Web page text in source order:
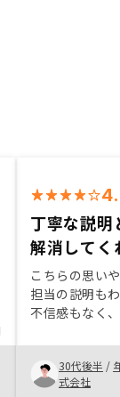
丁寧な説明
解消してく
こちらの思い
担当の説明も
不信感もなく
これまでの信
ば、やって良
30代後半 /
式会社